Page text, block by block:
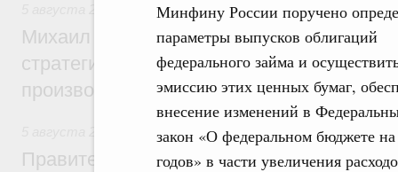
Минфину России поручено
параметры выпусков облигаций
федерального займа и
эмиссию этих ценных бумаг,
внесение изменений в
закон «О федеральном бюджете
годов» в части увеличения
Вопросы производительности труда и
Михаил Мишустин дал поручения по
стратегической сессии, посвящённой
производительности труда
Национальный проект «Экологическое
Правительство увеличило объём